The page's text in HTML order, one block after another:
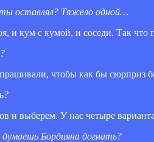
оставлял? Тяжело одной…
и кум с кумой, и соседи. Так что
чтобы как бы сюрприз
и выберем. У нас четыре
Бордияна догнать?